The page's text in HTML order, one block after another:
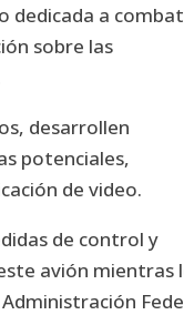
dedicada a
sobre las
desarrollen
potenciales,
de video.
de control y
avión mientras